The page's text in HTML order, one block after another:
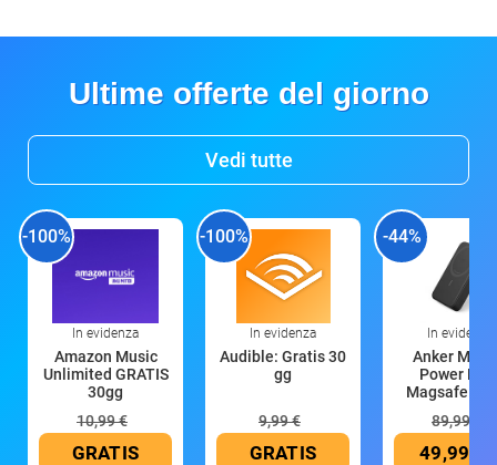
Ultime offerte del giorno
Vedi tutte
-100%
In evidenza
Amazon Music
Unlimited GRATIS
30gg
10,99 €
GRATIS
-100%
In evidenza
Audible: Gratis 30
gg
9,99 €
GRATIS
-44%
In evidenza
Anker
Power
Magsafe
89,99 €
49,99 €